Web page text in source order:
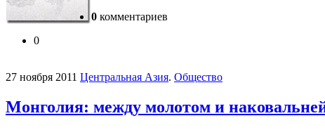
0 комментариев
0
27 ноября 2011 Центральная Азия. Общество
Монголия: между молотом и